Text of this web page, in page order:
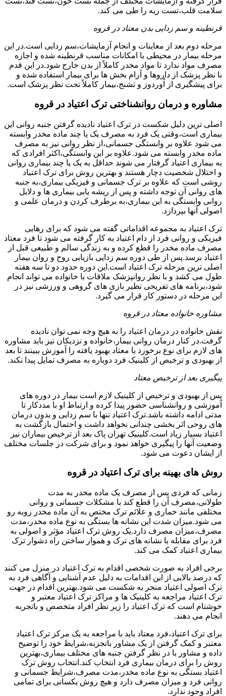
سلامت قلب،تست ریه را طی می کند.
قرنطینه و سم زدایی بدن معتاد در قروه
مرحله دوم بعد از معاینات و انجام آزمایشات،سم زدایی است.در این
مرحله بیمار در محیطی با امکانات مناسب قرنطینه شده و اجازه
مصرف مواد ندارد تا مواد مخدر کاملاً از بدن خارج شود.در این قدم
با نظر پزشک از داروها و آرام بخش ها برای بیمار استفاده شده و
برای پیشگیری از اُوردوز و تشنج،بیمار کاملاً تحت نظر پزشک است.
مشاوره و درمان روانشناختی ترک اعتیاد در قروه
اصلی ترین دلیل شکست در ترک اعتیاد نادیده گرفتن جنبه روانی این
بیماری است،وقتی یک فرد به مصرف یک یا چند ماده مخدر وابسته
می شود علاوه بر وابستگی جسمانی،از نظر روانی نیز به مصرف
ماده مخدر وابسته می شود.علاوه بر این وابستگی،اکثر افرادی که
به بیماری اعتیاد گرفتار می شوند حداقل به یک یا چند بیماری روانی
و اختلال شخصیت دچار هستند و بهترین روش برای ترک اعتیاد
روشی است که علاوه بر ترک جسمانی و فیزیکی بیماری،به جنبه
های روانی آن توجه داشته و پس از ریشه یابی بیماری ها و دلایل
روانی وابستگی به این بیماری،به برطرف کردن و درمان علمی و
اصولی آنها بپردازد.
ترک اعتیاد به مجموعه اقداماتی گفته می شود که برای رهایی
فیزیکی و روانی فرد از دام اعتیاد به کار گرفته می شود تا فرد معتاد
مصرف ماده مخدر را قطع کرده و به زندگی سالم و طبیعی قبل از
اعتیاد برسد.پس از طی دوره سم زدایی بازیابی روح و روان بیمار
اصلی ترین مرحله ترک اعتیاد است.این دوره حدود دو تا سه هفته
طول می کشد و با نظر روانپزشک ملاقات با خانواده می تواند انجام
شود،برنامه های تفریحی نظیر بازی های گروهی و ورزشی نیز در
این مرحله در دستور کار قرار می گیرد.
مشاوره خانواده معتاد در قروه
نقش خانواده در درمان اعتیاد را به هیچ وجه نمی توان نادیده
گرفت.در کنار درمان روانی بیمار،خانواده و نزدیکان نیز باید مشاوره
های لازم برای نوع برخورد با معتاد بهبود یافته را آموزش ببینند تا بعد
از بهبودی و ترخیص از کلینیک فرد دوباره به مصرف تمایل پیدا نکند.
پیگیری بعد از ترخیص معتاد
پس از بهبودی و ترخیص از کلینیک لازم است بیمار در دوره های
آموزشی و روانشناسی حضور پیدا کرده و ارتباط او با مددکار تا
مدتی ادامه داشته باشد.ترک اعتیاد تنها با سم زدایی و بدون درمان
های روحی اثر بخشی چندانی نخواهد داشت و احتمال بازگشت به
اعتیاد بسیار زیاد است.کلینیک تهران پاک بعد از ترخیص بیماران نیز
وضعیت آنها را پیگیری خواهد نمود و برای شرکت در جلسات مختلف
از ایشان دعوت می شود.
روش های بهینه برای ترک اعتیاد در قروه
زمانی که فردی پس از مصرف یک ماده مخدر به مدت
طولانی،مصرف آن را قطع کند با مشکلات جسمانی و روانی
مختلفی مانند خماری و علائم ترک مختص به آن ماده مخدر روبه رو
می شود.میزان شدت این نشانه ها بستگی به نوع ماده مخدر،مدت
مصرف،میزان مصرف دارد.یک روش ترک اعتیاد مؤثر و اصولی به
فرد برای مقابله با نشانه های ترک و هموار ساختن راه دشوار ترک
بیماری اعتیاد کمک می کند.
برخی افراد به صورت شخصی اقدام به ترک اعتیاد در منزل می کنند
که درصد بالایی از این اقدامات به دلیل عدم آشنایی و آگاهی فرد به
ترک اصولی اعتیاد منجر به شکست می شود.بهترین اقدام در جهت
ترک اعتیاد مراجعه به کلینیک ها و مراکز ترک اعتیاد معتبر و
خوشنام است که ترک اعتیاد را زیر نظر افراد متخصص و باتجربه
انجام می دهند.
برای ترک اعتیاد،فرد معتاد باید با مراجعه به یک مرکز ترک اعتیاد
معتبر و کمک گرفتن از یک مشاور باتجربه،شرایط خود را توضیح
داده و مشاور با در نظر گرفتن جنبه های مختلف بیماری،بهترین
روش را برای درمان بیماری فرد انتخاب کند.انتخاب روش ترک
اعتیاد بستگی به نوع ماده مخدر،مدت مصرف،شرایط جسمانی و
روانی فرد و میزان مصرف دارد و هیچ روش یکسانی برای تمامی
افراد وجود ندارد.